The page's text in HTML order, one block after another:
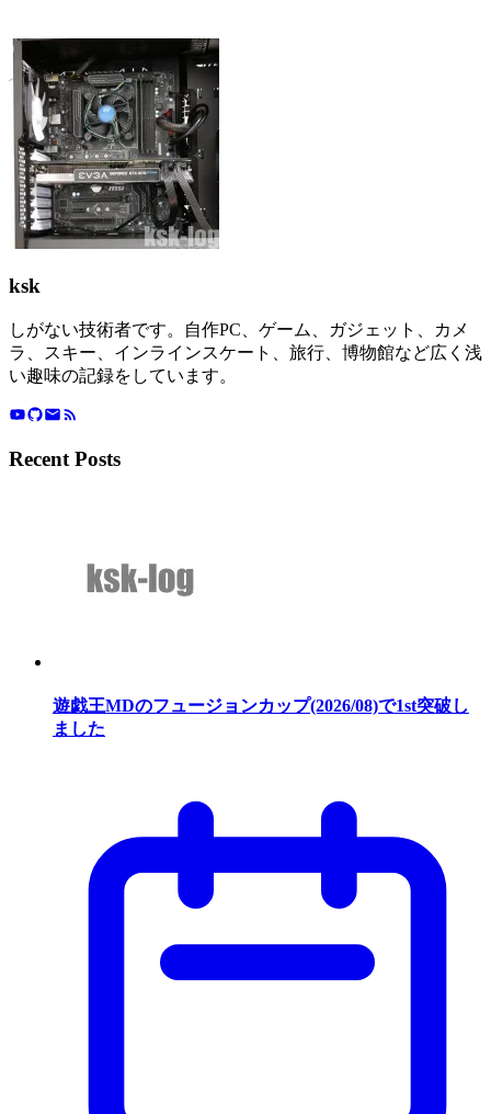
ksk
しがない技術者です。自作PC、ゲーム、ガジェット、カメ
ラ、スキー、インラインスケート、旅行、博物館など広く浅
い趣味の記録をしています。
Recent Posts
遊戯王MDのフュージョンカップ(2026/08)で1st突破し
ました